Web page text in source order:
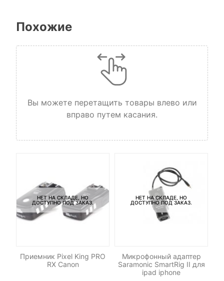
Похожие
Вы можете перетащить товары влево или
вправо путем касания.
НЕТ НА СКЛАДЕ, НО
ДОСТУПНО ПОД ЗАКАЗ.
Приемник Pixel King PRO
RX Canon
НЕТ НА СКЛАДЕ, НО
ДОСТУПНО ПОД ЗАКАЗ.
Микрофонный адаптер
Saramonic SmartRig II для
ipad iphone